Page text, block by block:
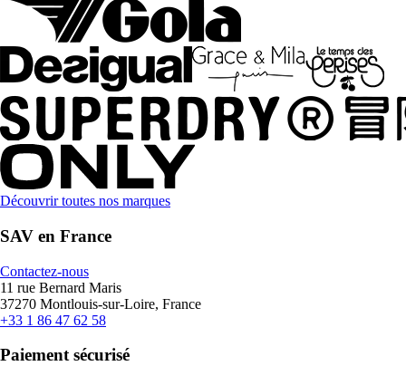
Découvrir toutes nos marques
SAV en France
Contactez-nous
11 rue Bernard Maris
37270 Montlouis-sur-Loire, France
+33 1 86 47 62 58
Paiement sécurisé